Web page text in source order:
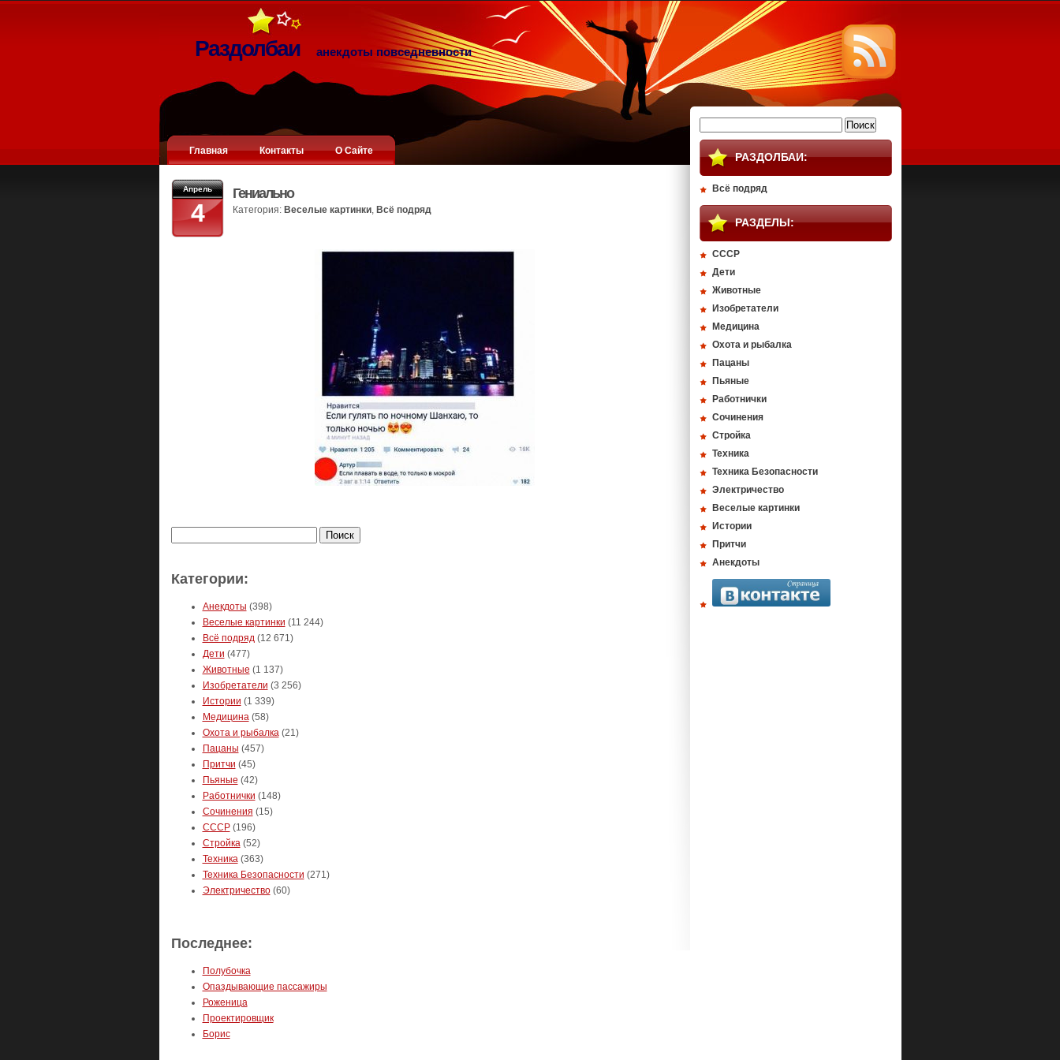
Раздолбаи анекдоты повседневности
Главная Контакты О Сайте
Апрель
4
Гениально
Категория: Веселые картинки, Всё подряд
Категории:
Анекдоты (398)
Веселые картинки (11 244)
Всё подряд(12 671)
Дети (477)
Животные (1 137)
Изобретатели (3 256)
Истории (1 339)
Медицина(58)
Охота и рыбалка(21)
Пацаны (457)
Притчи (45)
Пьяные (42)
Работнички (148)
Сочинения (15)
СССР(196)
Стройка(52)
Техника(363)
Техника Безопасности (271)
Электричество(60)
Последнее:
Полубочка
Опаздывающие пассажиры
Роженица
Проектировщик
Борис
РАЗДОЛБАИ:
Всё подряд
РАЗДЕЛЫ:
СССР
Дети
Животные
Изобретатели
Медицина
Охота и рыбалка
Пацаны
Пьяные
Работнички
Сочинения
Стройка
Техника
Техника Безопасности
Электричество
Веселые картинки
Истории
Притчи
Анекдоты